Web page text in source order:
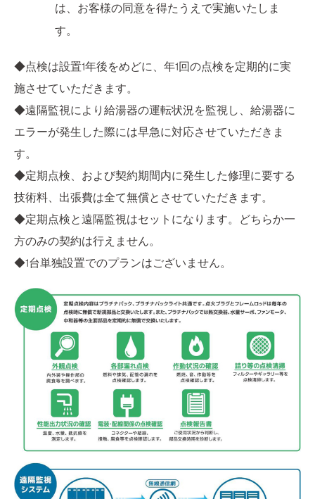
は、お客様の同意を得たうえで実施いたしま
す。
◆点検は設置1年後をめどに、年1回の点検を定期的に実
施させていただきます。
◆遠隔監視により給湯器の運転状況を監視し、給湯器に
エラーが発生した際には早急に対応させていただきま
す。
◆定期点検、および契約期間内に発生した修理に要する
技術料、出張費は全て無償とさせていただきます。
◆定期点検と遠隔監視はセットになります。どちらか一
方のみの契約は行えません。
◆1台単独設置でのプランはございません。